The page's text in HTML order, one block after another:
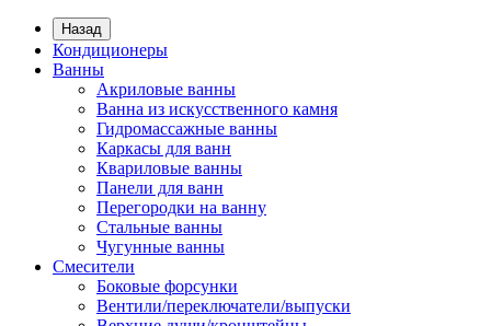
Назад
Кондиционеры
Ванны
Акриловые ванны
Ванна из искусственного камня
Гидромассажные ванны
Каркасы для ванн
Квариловые ванны
Панели для ванн
Перегородки на ванну
Стальные ванны
Чугунные ванны
Смесители
Боковые форсунки
Вентили/переключатели/выпуски